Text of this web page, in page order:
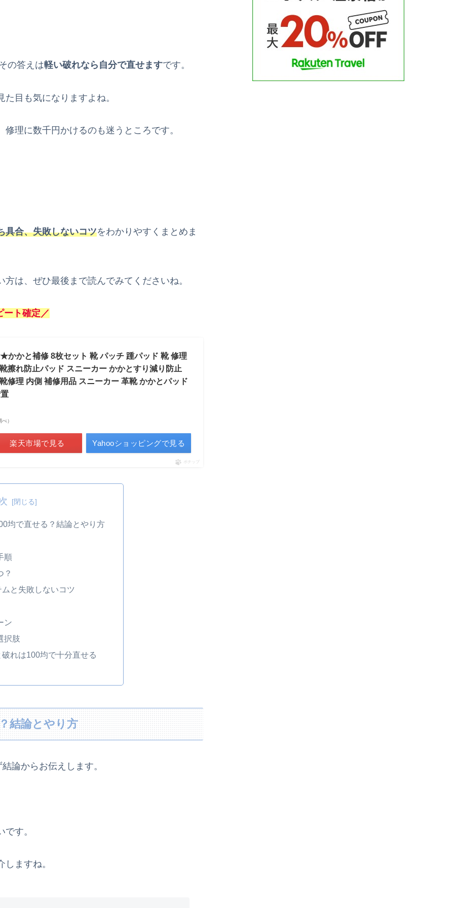
の答えは軽い破れなら自分で直せますです。
目も気になりますよね。
理に数千円かけるのも迷うところです。
具合、失敗しないコツをわかりやすくまとめま
は、ぜひ最後まで読んでみてくださいね。
ート確定／
かと補修 8枚セット 靴 パッチ 踵パッド 靴 修理
擦れ防止パッド スニーカー かかとすり減り防止
修理 内側 補修用品 スニーカー 革靴 かかとパッド
）
楽天市場で見る Yahooショッピングで見る
ポチップ
均で直せる？結論とやり方
順
？
と失敗しないコツ
ン
択肢
れは100均で十分直せる
結論とやり方
論からお伝えします。
す。
ますね。